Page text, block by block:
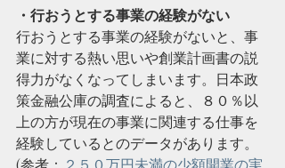
・行おうとする事業の経験がない
行おうとする事業の経験がないと、事
業に対する熱い思いや創業計画書の説
得力がなくなってしまいます。日本政
策金融公庫の調査によると、８０％以
上の方が現在の事業に関連する仕事を
経験しているとのデータがあります。
(参考： ２５０万円未満の少額開業の実